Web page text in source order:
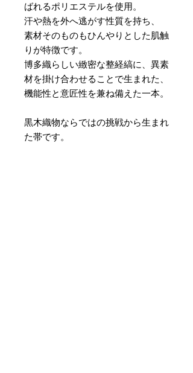
ばれるポリエステルを使用。
汗や熱を外へ逃がす性質を持ち、
素材そのものもひんやりとした肌触
りが特徴です。
博多織らしい緻密な整経縞に、異素
材を掛け合わせることで生まれた、
機能性と意匠性を兼ね備えた一本。
黒木織物ならではの挑戦から生まれ
た帯です。